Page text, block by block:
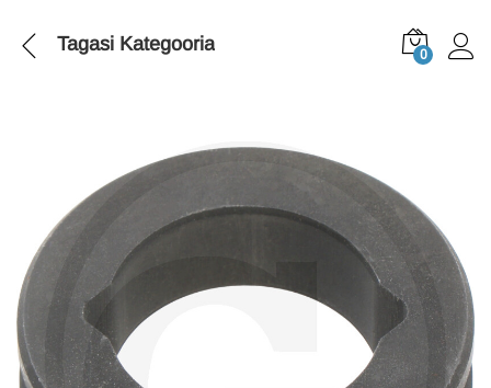
Tagasi Kategooria 0